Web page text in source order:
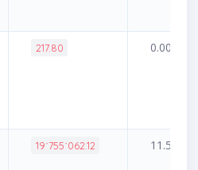
217.80 0.00%
19˙755˙062.12 11.54%